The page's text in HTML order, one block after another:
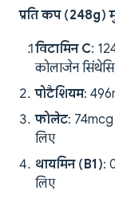
प्रति कप (248g)
विटामिन C:
कोलाजेन
पोटैशियम:
फोलेट:
लिए
थायमिन (B1):
लिए